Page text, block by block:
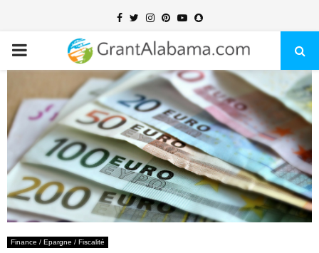
Facebook
TwitterInstagram
PinterestYoutubeSnapchat
PRIMARY
Finance / Epargne / Fiscalité